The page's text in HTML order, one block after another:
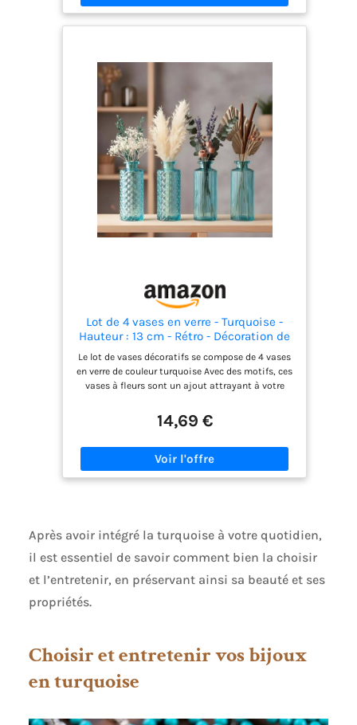
indispensable pour toute maison Pas besoin de
pendant 2-3 jours Herbe de pampa séchée unique
et personnalisée, un excellent choix comme
cadeau de mariage, cadeau d'anniversaire ou
pour un être cher, c'est aussi un excellent
accessoire pour la photographie et les soirées à
thème Convient pour la maison, la fête, le jardin,
Noël et Thanksgiving, les fêtes, les mariages, etc.
Vous pouvez également créer des designs de
bricolage pour vous sentir romantique et
chaleureux dans n'importe quel festival
Lot de 4 vases en verre - Turquoise -
Hauteur : 13 cm - Rétro - Décoration de
table - Décoration de printemps
Le lot de vases décoratifs se compose de 4 vases
en verre de couleur turquoise Avec des motifs, ces
vases à fleurs sont un ajout attrayant à votre
des vases décoratifs caresse vos fleurs en fleurs,
vos branches décoratives ou vos plantes
totales (l x H x P) : environ 5,5 x 13 x 5,5 cm, ces
vases sont une décoration discrète, complétant
14,69 €
Après avoir intégré la turquoise à votre quotidien,
il est essentiel de savoir comment bien la choisir
et l’entretenir, en préservant ainsi sa beauté et ses
propriétés.
Choisir et entretenir vos bijoux
en turquoise